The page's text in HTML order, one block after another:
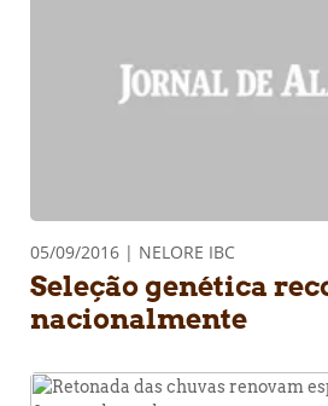
05/09/2016 | NELORE IBC
Seleção genética
nacionalmente